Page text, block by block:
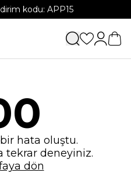
kodu: APP15
hata oluştu.
tekrar deneyiniz.
dön